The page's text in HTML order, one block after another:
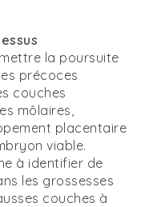
la poursuite
précoces
couches
môlaires,
placentaire
viable.
à identifier de
les grossesses
couches à